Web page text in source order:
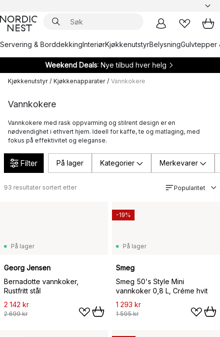
Servering & BorddekkingInteriørKjøkkenutstyrBelysningGulvtepper
Weekend Deals: Nye tilbud hver helg
Kjøkkenutstyr / Kjøkkenapparater / Vannkokere
Vannkokere
Vannkokere med rask oppvarming og stilrent design er en
nødvendighet i ethvert hjem. Ideell for kaffe, te og matlaging, med
fokus på effektivitet og eleganse.
Filter På lager Kategorier Merkevarer
93 resultater sortert etter Popularitet
På lager
Georg Jensen
Bernadotte vannkoker,
Rustfritt stål
2 142 kr
2 699 kr
På lager
Smeg
Smeg 50's Style Mini
vannkoker 0,8 L, Créme hvit
1 293 kr
1 595 kr
-19%